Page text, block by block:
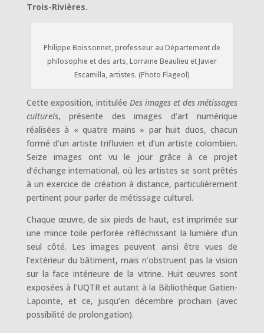
Trois-Rivières.
Philippe Boissonnet, professeur au Département de
philosophie et des arts, Lorraine Beaulieu et Javier
Escamilla, artistes. (Photo Flageol)
Cette exposition, intitulée Des images et des métissages
culturels, présente des images d’art numérique
réalisées à « quatre mains » par huit duos, chacun
formé d’un artiste trifluvien et d’un artiste colombien.
Seize images ont vu le jour grâce à ce projet
d’échange international, où les artistes se sont prêtés
à un exercice de création à distance, particulièrement
pertinent pour parler de métissage culturel.
Chaque œuvre, de six pieds de haut, est imprimée sur
une mince toile perforée réfléchissant la lumière d’un
seul côté. Les images peuvent ainsi être vues de
l’extérieur du bâtiment, mais n’obstruent pas la vision
sur la face intérieure de la vitrine. Huit œuvres sont
exposées à l’UQTR et autant à la Bibliothèque Gatien-
Lapointe, et ce, jusqu’en décembre prochain (avec
possibilité de prolongation).